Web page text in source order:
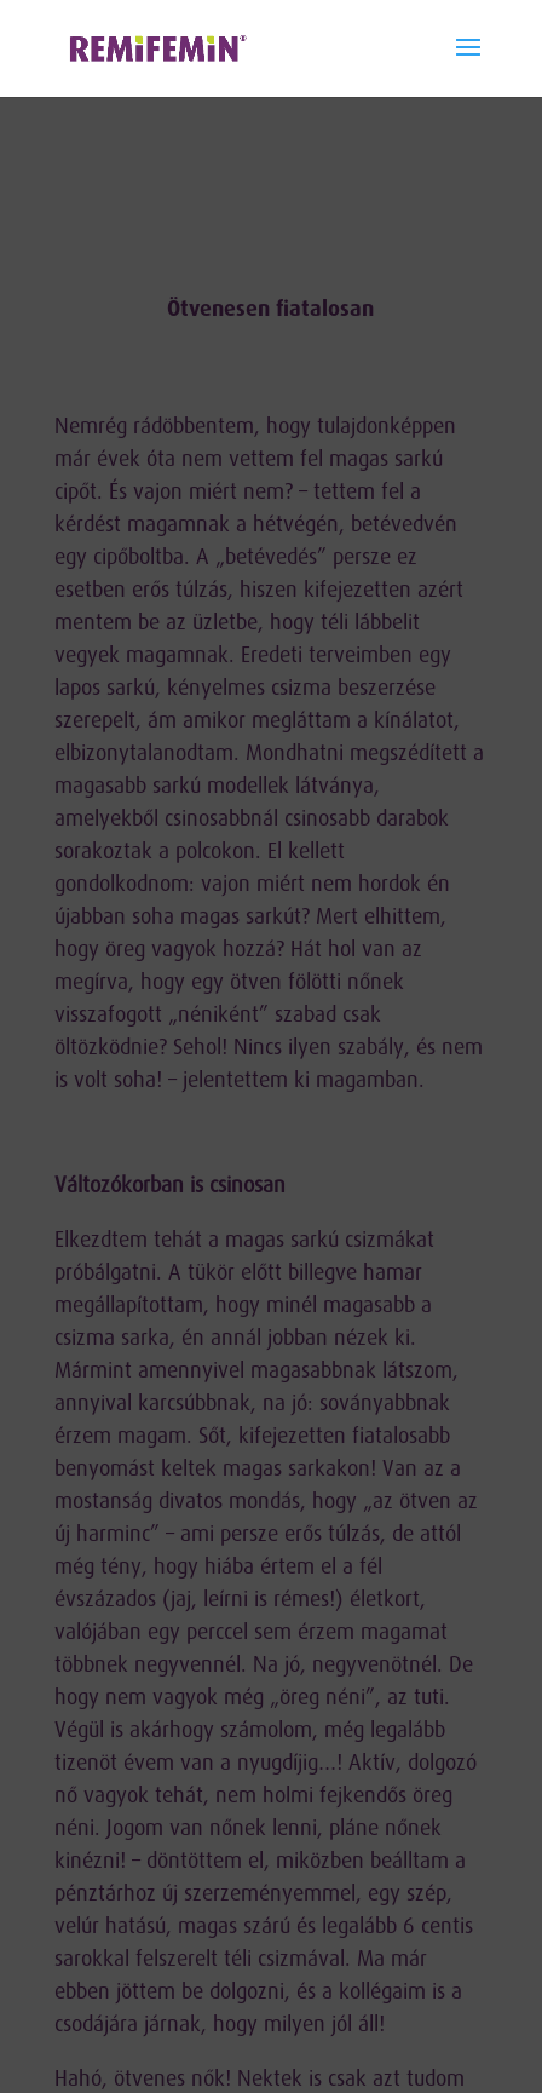
Ötvenesen fiatalosan
Nemrég rádöbbentem, hogy tulajdonképpen
már évek óta nem vettem fel magas sarkú
cipőt. És vajon miért nem? – tettem fel a
kérdést magamnak a hétvégén, betévedvén
egy cipőboltba. A „betévedés” persze ez
esetben erős túlzás, hiszen kifejezetten azért
mentem be az üzletbe, hogy téli lábbelit
vegyek magamnak. Eredeti terveimben egy
lapos sarkú, kényelmes csizma beszerzése
szerepelt, ám amikor megláttam a kínálatot,
elbizonytalanodtam. Mondhatni megszédített a
magasabb sarkú modellek látványa,
amelyekből csinosabbnál csinosabb darabok
sorakoztak a polcokon. El kellett
gondolkodnom: vajon miért nem hordok én
újabban soha magas sarkút? Mert elhittem,
hogy öreg vagyok hozzá? Hát hol van az
megírva, hogy egy ötven fölötti nőnek
visszafogott „néniként” szabad csak
öltözködnie? Sehol! Nincs ilyen szabály, és nem
is volt soha! – jelentettem ki magamban.
Változókorban is csinosan
Elkezdtem tehát a magas sarkú csizmákat
próbálgatni. A tükör előtt billegve hamar
megállapítottam, hogy minél magasabb a
csizma sarka, én annál jobban nézek ki.
Mármint amennyivel magasabbnak látszom,
annyival karcsúbbnak, na jó: soványabbnak
érzem magam. Sőt, kifejezetten fiatalosabb
benyomást keltek magas sarkakon! Van az a
mostanság divatos mondás, hogy „az ötven az
új harminc” – ami persze erős túlzás, de attól
még tény, hogy hiába értem el a fél
évszázados (jaj, leírni is rémes!) életkort,
valójában egy perccel sem érzem magamat
többnek negyvennél. Na jó, negyvenötnél. De
hogy nem vagyok még „öreg néni”, az tuti.
Végül is akárhogy számolom, még legalább
tizenöt évem van a nyugdíjig…! Aktív, dolgozó
nő vagyok tehát, nem holmi fejkendős öreg
néni. Jogom van nőnek lenni, pláne nőnek
kinézni! – döntöttem el, miközben beálltam a
pénztárhoz új szerzeményemmel, egy szép,
velúr hatású, magas szárú és legalább 6 centis
sarokkal felszerelt téli csizmával. Ma már
ebben jöttem be dolgozni, és a kollégaim is a
csodájára járnak, hogy milyen jól áll!
Hahó, ötvenes nők! Nektek is csak azt tudom